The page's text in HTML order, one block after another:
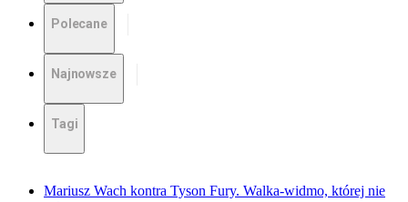
Polecane
Najnowsze
Tagi
Mariusz Wach kontra Tyson Fury. Walka-widmo, której nie